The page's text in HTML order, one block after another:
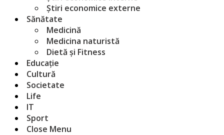
Știri economice externe
Sănătate
Medicină
Medicina naturistă
Dietă și Fitness
Educație
Cultură
Societate
Life
IT
Sport
Close Menu